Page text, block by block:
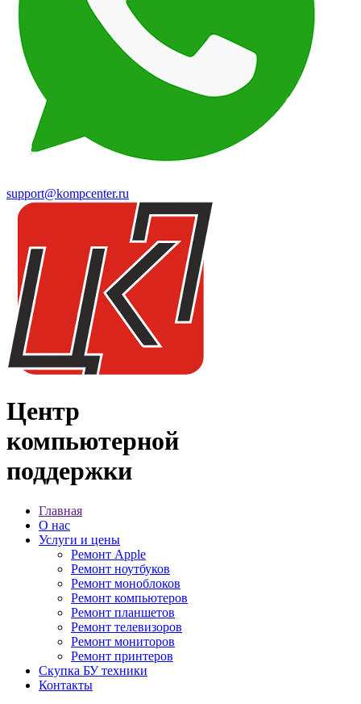
support@kompcenter.ru
Центр
компьютерной
поддержки
Главная
О нас
Услуги и цены
Ремонт Apple
Ремонт ноутбуков
Ремонт моноблоков
Ремонт компьютеров
Ремонт планшетов
Ремонт телевизоров
Ремонт мониторов
Ремонт принтеров
Скупка БУ техники
Контакты